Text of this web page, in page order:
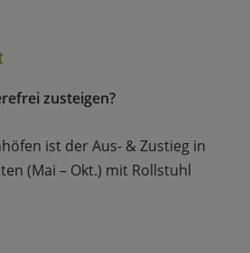
zusteigen?
ist der Aus- & Zustieg in
(Mai – Okt.) mit Rollstuhl